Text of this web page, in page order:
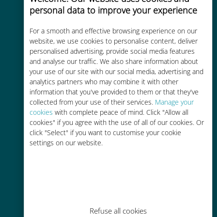
personal data to improve your experience
For a smooth and effective browsing experience on our
website, we use cookies to personalise content, deliver
personalised advertising, provide social media features
and analyse our traffic. We also share information about
your use of our site with our social media, advertising and
analytics partners who may combine it with other
information that you've provided to them or that they've
collected from your use of their services. Manage your
cookies with complete peace of mind. Click "Allow all
cookies" if you agree with the use of all of our cookies. Or
click "Select" if you want to customise your cookie
settings on our website.
Refuse all cookies
Économique
Jusqu'à 90 % moins cher que les
frais d'itinérance avec votre
opérateur habituel